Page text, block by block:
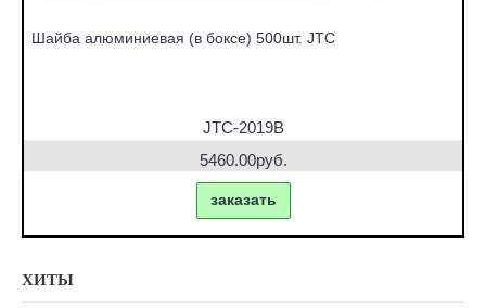
Шайба алюминиевая (в боксе) 500шт. JTC
JTC-2019B
5460.00руб.
заказать
ХИТЫ